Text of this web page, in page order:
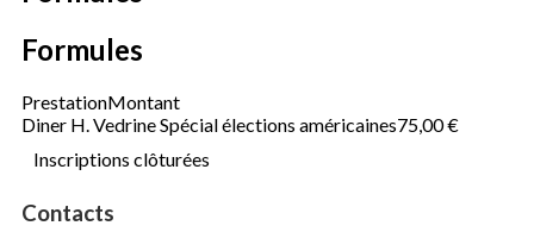
Formules
PrestationMontant
Diner H. Vedrine Spécial élections américaines75,00 €
Inscriptions clôturées
Contacts